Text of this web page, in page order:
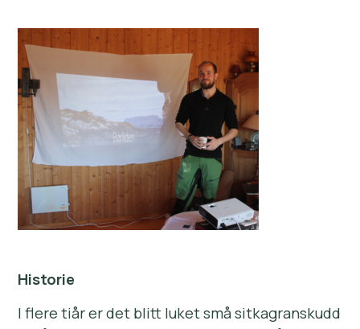
Historie
I flere tiår er det blitt luket små sitkagranskudd